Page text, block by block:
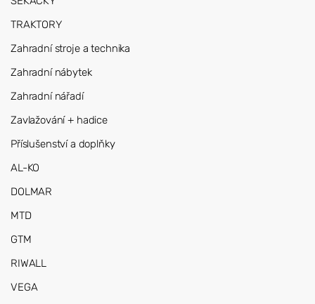
TRAKTORY
Zahradní stroje a technika
Zahradní nábytek
Zahradní nářadí
Zavlažování + hadice
Příslušenství a doplňky
AL-KO
DOLMAR
MTD
GTM
RIWALL
VEGA